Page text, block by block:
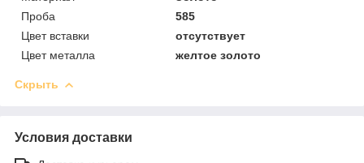
Проба
585
Цвет вставки
отсутствует
Цвет металла
желтое золото
Скрыть
Условия доставки